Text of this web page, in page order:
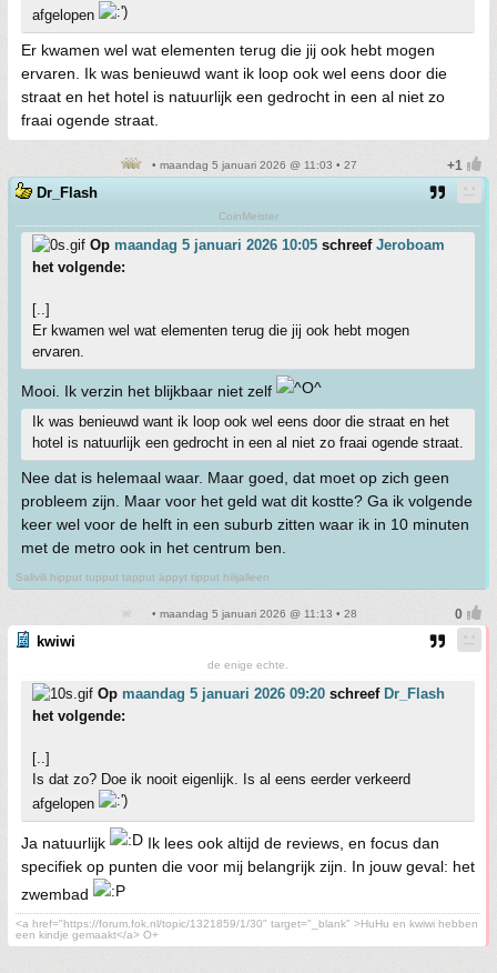
afgelopen
Er kwamen wel wat elementen terug die jij ook hebt mogen
ervaren. Ik was benieuwd want ik loop ook wel eens door die
straat en het hotel is natuurlijk een gedrocht in een al niet zo
fraai ogende straat.
• maandag 5 januari 2026 @ 11:03 • 27
Dr_Flash
CoinMeister
Op maandag 5 januari 2026 10:05 schreef Jeroboam
het volgende:
[..]
Er kwamen wel wat elementen terug die jij ook hebt mogen
ervaren.
Mooi. Ik verzin het blijkbaar niet zelf
Ik was benieuwd want ik loop ook wel eens door die straat en het
hotel is natuurlijk een gedrocht in een al niet zo fraai ogende straat.
Nee dat is helemaal waar. Maar goed, dat moet op zich geen
probleem zijn. Maar voor het geld wat dit kostte? Ga ik volgende
keer wel voor de helft in een suburb zitten waar ik in 10 minuten
met de metro ook in het centrum ben.
Salivili hipput tupput tapput äppyt tipput hilijalleen
• maandag 5 januari 2026 @ 11:13 • 28
kwiwi
de enige echte.
Op maandag 5 januari 2026 09:20 schreef Dr_Flash
het volgende:
[..]
Is dat zo? Doe ik nooit eigenlijk. Is al eens eerder verkeerd
afgelopen
Ja natuurlijk
Ik lees ook altijd de reviews, en focus dan
specifiek op punten die voor mij belangrijk zijn. In jouw geval: het
zwembad
<a href="https://forum.fok.nl/topic/1321859/1/30" target="_blank" >HuHu en kwiwi hebben
een kindje gemaakt</a> O+